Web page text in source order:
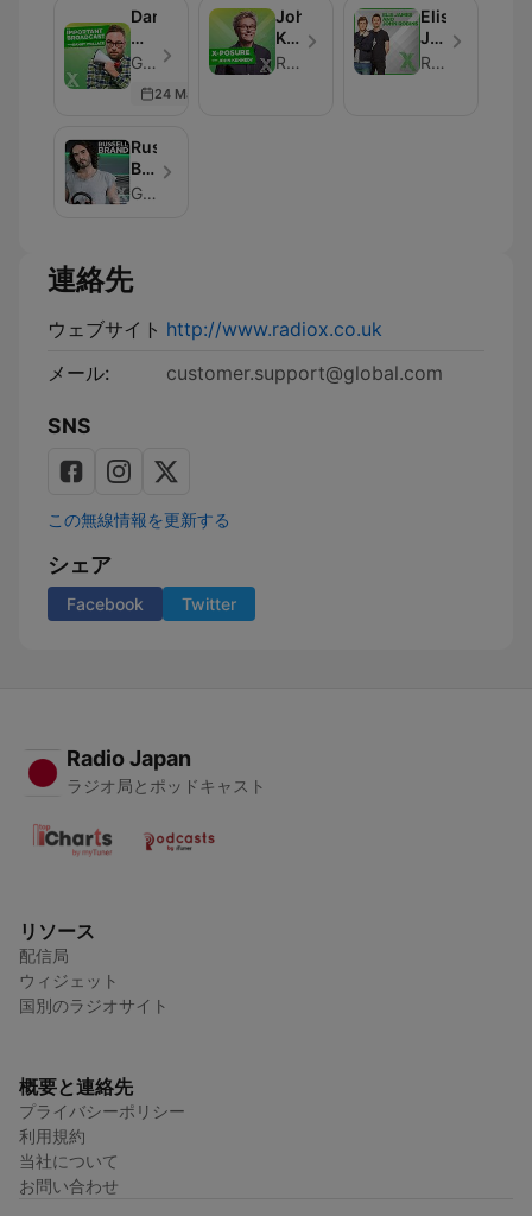
Podcast
Danny
Wallace's
Important
Broadcast
Global - エピソード 450
24 May 2026
John
Kennedy's
X-Radio X
Elis
James
and
Radio X
Russell
Brand
onGlobal
連絡先
ウェブサイト http://www.radiox.co.uk
メール:
customer.support@global.com
SNS
この無線情報を更新する
シェア
Facebook Twitter
Radio Japan
ラジオ局とポッドキャスト
リソース
配信局
ウィジェット
国別のラジオサイト
概要と連絡先
プライバシーポリシー
利用規約
当社について
お問い合わせ